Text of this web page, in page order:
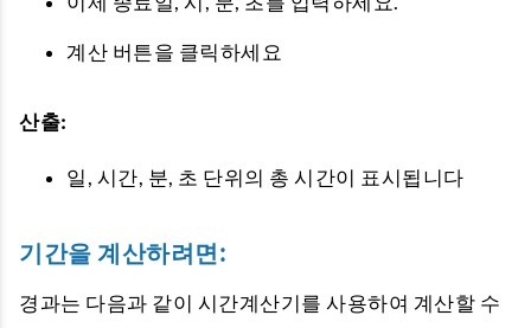
계산 버튼을 클릭하세요
산출:
일, 시간, 분, 초 단위의 총 시간이 표시됩니다
기간을 계산하려면:
경과는 다음과 같이 시간계산기를 사용하여 계산할 수